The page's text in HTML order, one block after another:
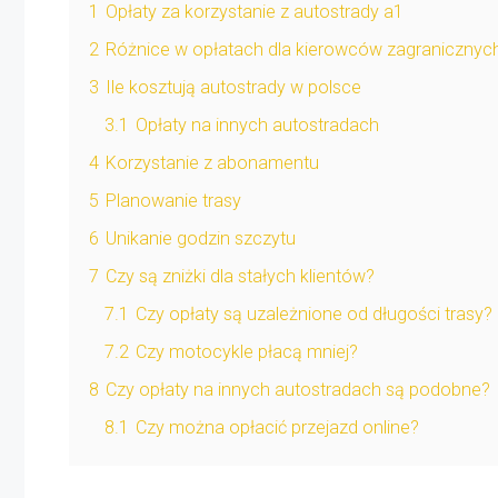
1 Opłaty za korzystanie z autostrady a1
2 Różnice w opłatach dla kierowców
3
Ile kosztują autostrady w polsce
3.1 Opłaty na innych autostradach
4 Korzystanie z abonamentu
5 Planowanie trasy
6 Unikanie godzin szczytu
7 Czy są zniżki dla stałych klientów?
7.1 Czy opłaty są uzależnione od długości trasy?
7.2 Czy motocykle płacą mniej?
8 Czy opłaty na innych autostradach są podobne?
8.1 Czy można opłacić przejazd online?